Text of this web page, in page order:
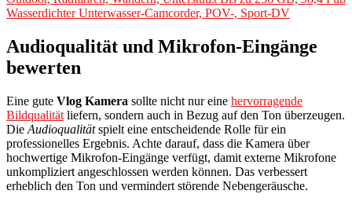
Wasserdichter Unterwasser-Camcorder, POV-, Sport-DV
Audioqualität und Mikrofon-Eingänge
bewerten
Eine gute Vlog Kamera sollte nicht nur eine hervorragende
Bildqualität liefern, sondern auch in Bezug auf den Ton überzeugen.
Die Audioqualitätspielt eine entscheidende Rolle für ein
professionelles Ergebnis. Achte darauf, dass die Kamera über
hochwertige Mikrofon-Eingänge verfügt, damit externe Mikrofone
unkompliziert angeschlossen werden können. Das verbessert
erheblich den Ton und vermindert störende Nebengeräusche.